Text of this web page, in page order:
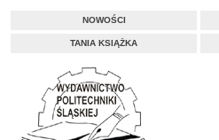
NOWOŚCI
TANIA KSIĄŻKA